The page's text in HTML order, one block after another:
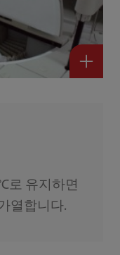
로 유지하면
열합니다.